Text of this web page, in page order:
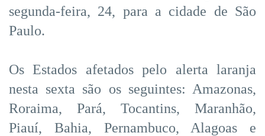
segunda-feira, 24, para a cidade de São
Paulo.
Os Estados afetados pelo alerta laranja
nesta sexta são os seguintes: Amazonas,
Roraima, Pará, Tocantins, Maranhão,
Piauí, Bahia, Pernambuco, Alagoas e